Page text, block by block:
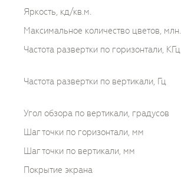
Яркость, кд/кв.м.
Максимальное количество цветов, млн.
Частота развертки по горизонтали, КГц
Частота развертки по вертикали, Гц
Угол обзора по вертикали, градусов
Шаг точки по горизонтали, мм
Шаг точки по вертикали, мм
Покрытие экрана